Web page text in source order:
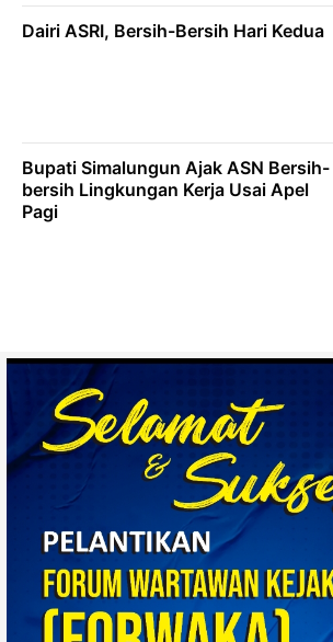
Dairi ASRI, Bersih-Bersih Hari Kedua
Bupati Simalungun Ajak ASN Bersih-
bersih Lingkungan Kerja Usai Apel
Pagi